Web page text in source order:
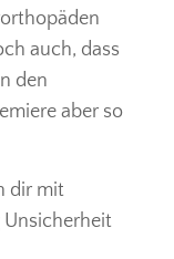
auch, dass
den
aber so
dir mit